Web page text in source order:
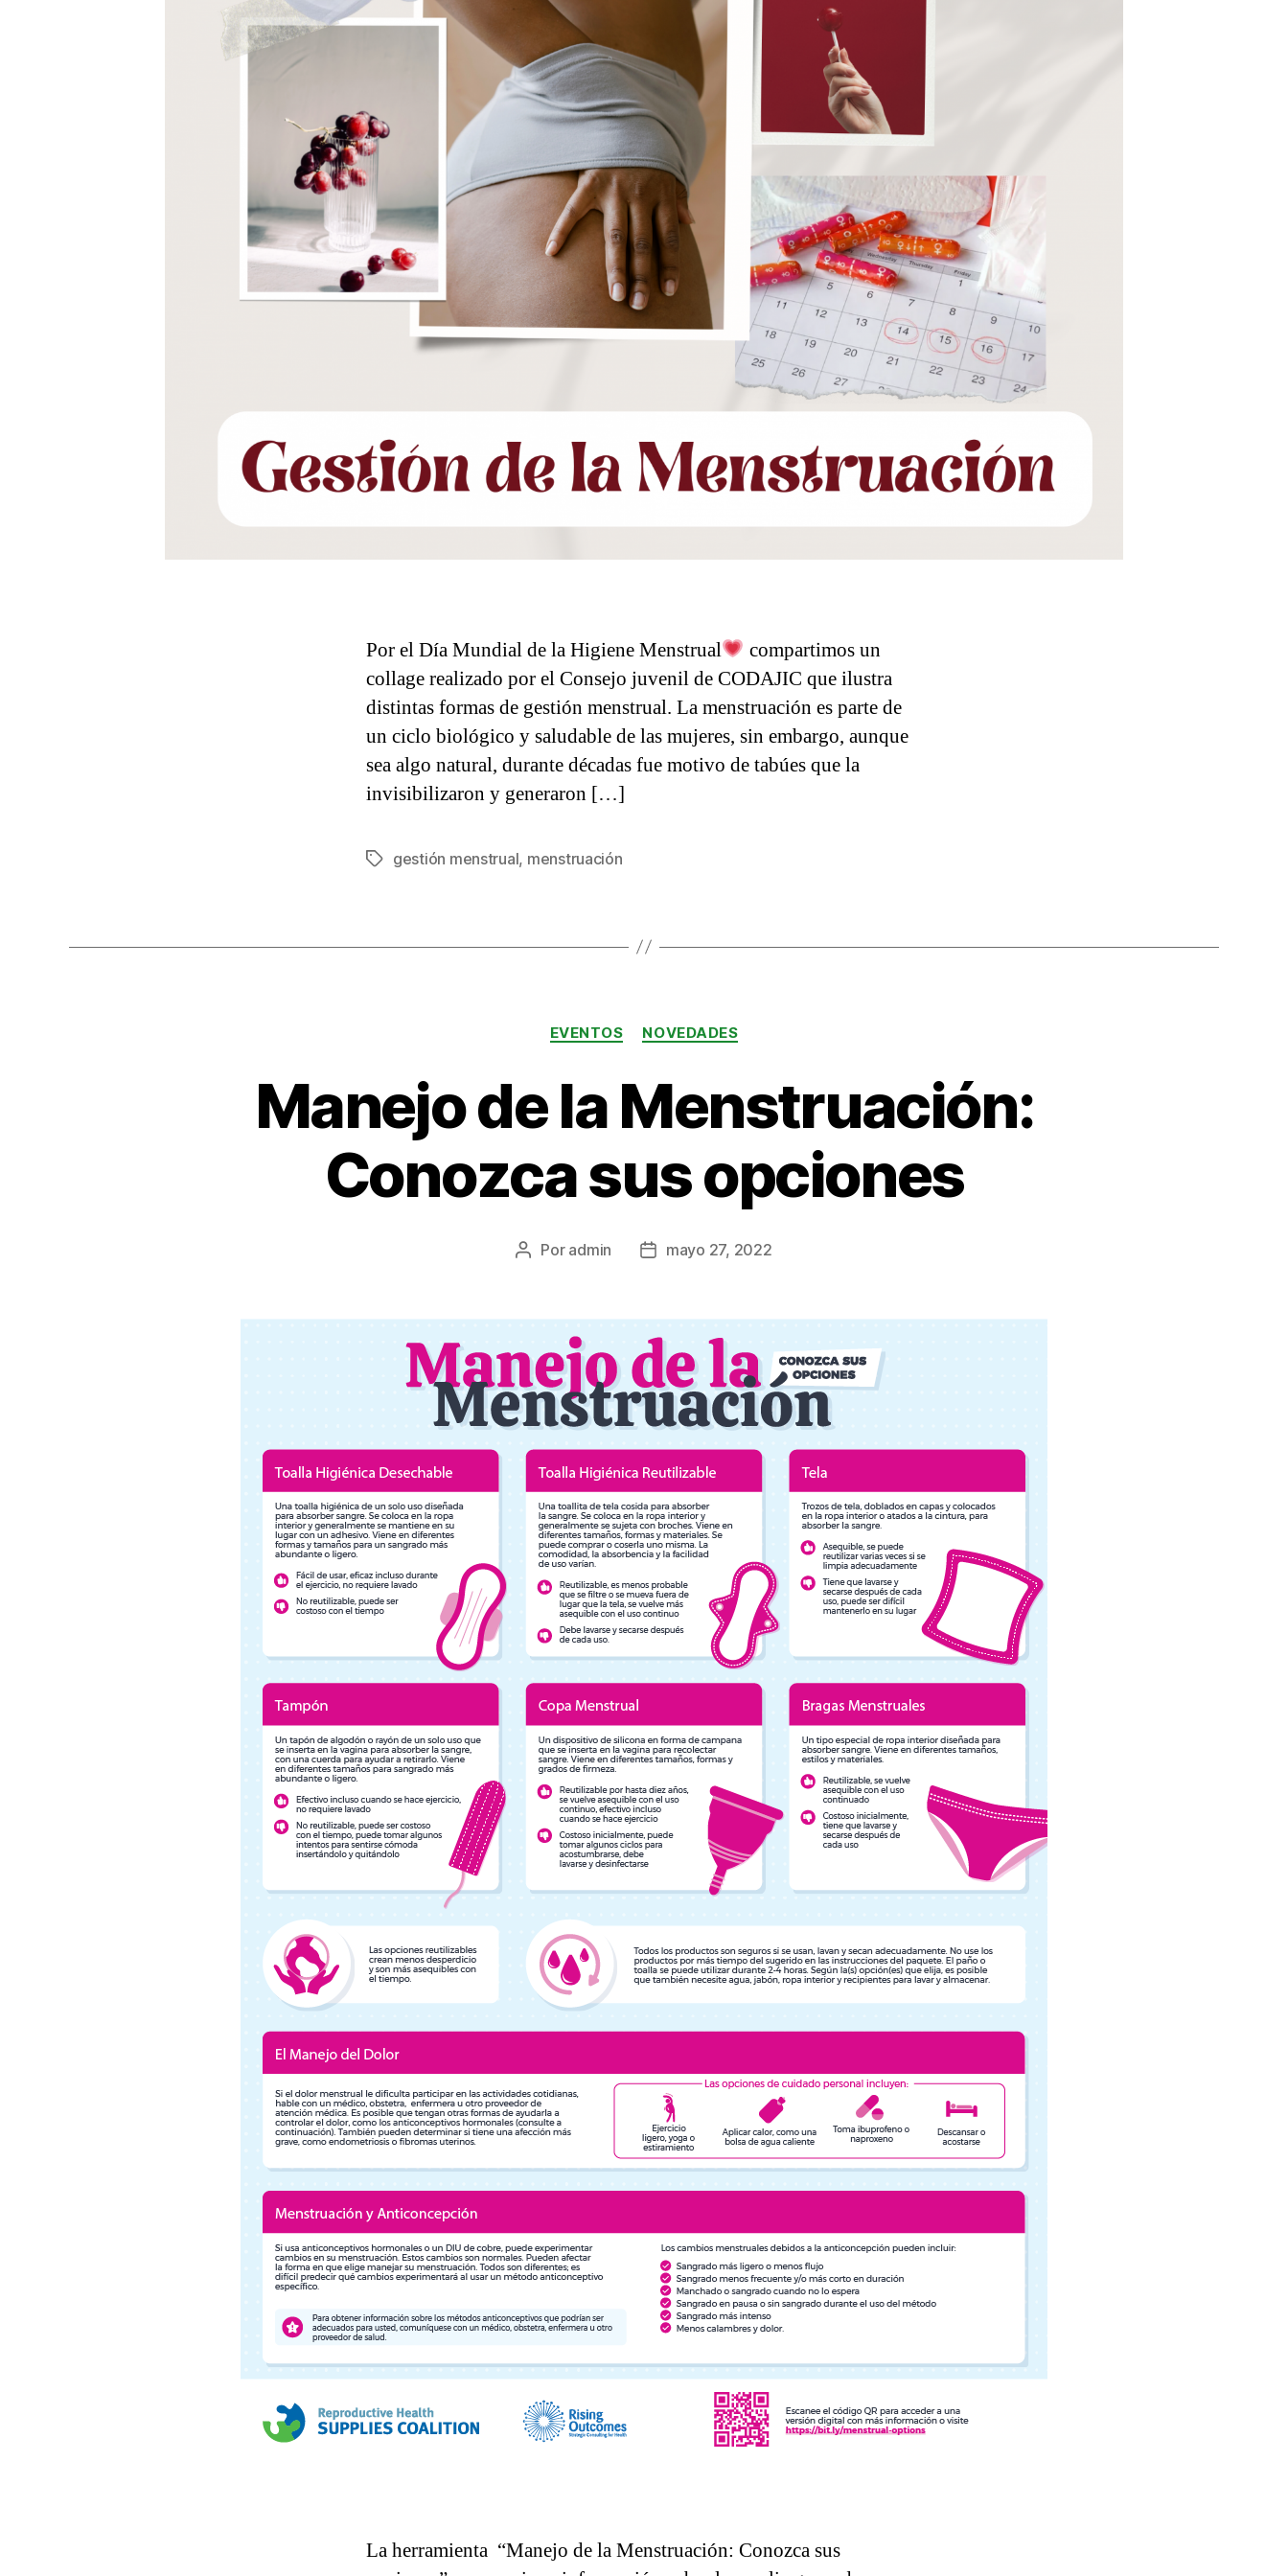
Por el Día Mundial de la Higiene Menstrual
compartimos un
collage realizado por el Consejo juvenil de CODAJIC que ilustra
distintas formas de gestión menstrual. La menstruación es parte de
un ciclo biológico y saludable de las mujeres, sin embargo, aunque
sea algo natural, durante décadas fue motivo de tabúes que la
invisibilizaron y generaron […]
Etiquetas
gestión menstrual, menstruación
Categorías
EVENTOS NOVEDADES
Manejo de la Menstruación:
Conozca sus opciones
Autor
entrada
Por admin
Fecha
entrada
mayo 27, 2022
La herramienta “Manejo de la Menstruación: Conozca sus